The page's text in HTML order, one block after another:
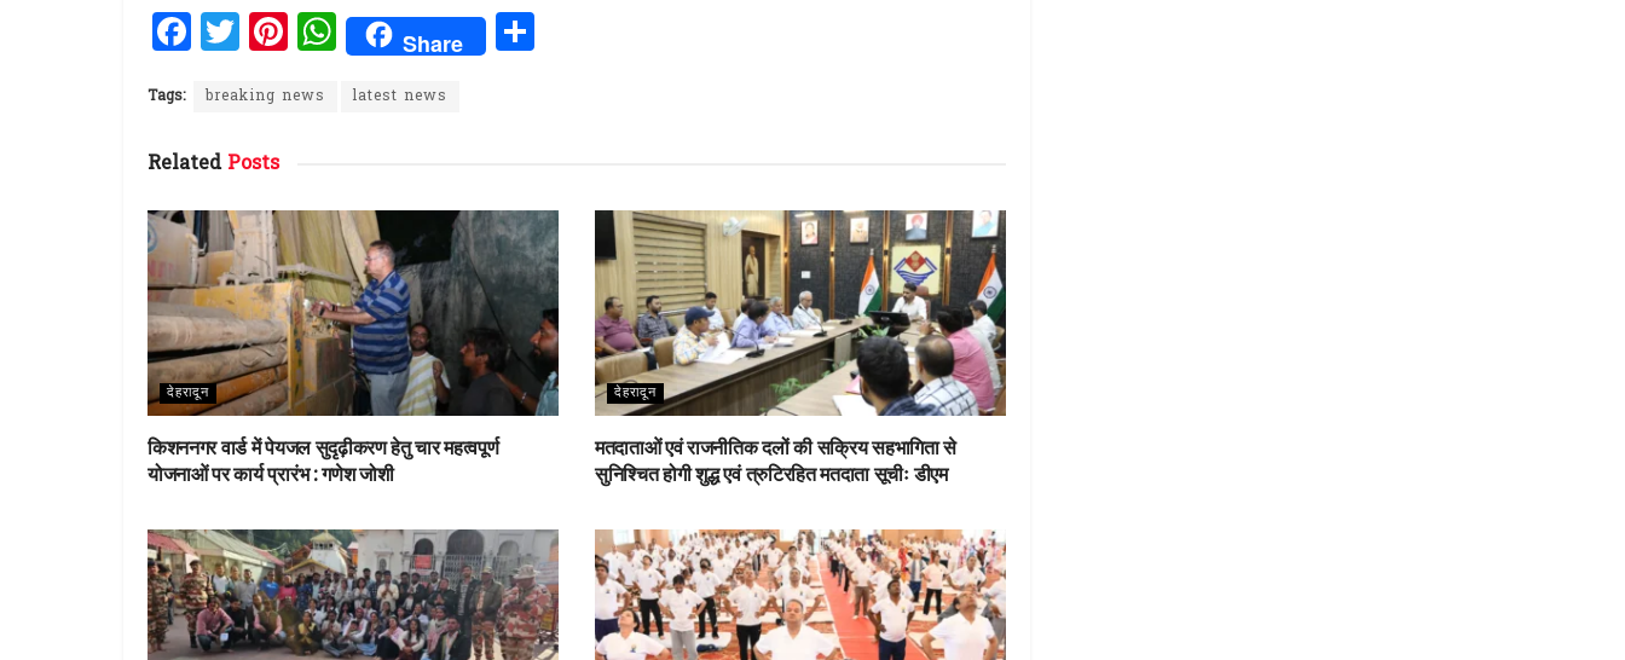
F
a
ce
b
o
o
k
T
w
it
te
r
Pi
n
te
W
h
at
p
p
Share
Tags: breaking news latest news
RelatedPosts
देहरादून
किशननगर वार्ड में पेयजल सुदृढ़ीकरण हेतु चार महत्वपूर्ण
योजनाओं पर कार्य प्रारंभ : गणेश जोशी
देहरादून
मतदाताओं एवं राजनीतिक दलों की सक्रिय सहभागिता से
सुनिश्चित होगी शुद्ध एवं त्रुटिरहित मतदाता सूचीः डीएम